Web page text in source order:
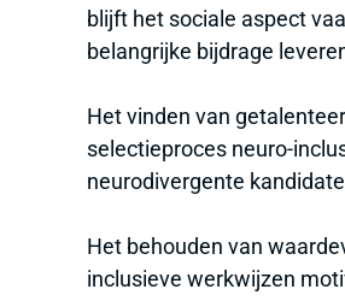
blijft het sociale aspect
belangrijke bijdrage
Het vinden van
selectieproces neuro-
neurodivergente
Het behouden van
inclusieve werkwijzen